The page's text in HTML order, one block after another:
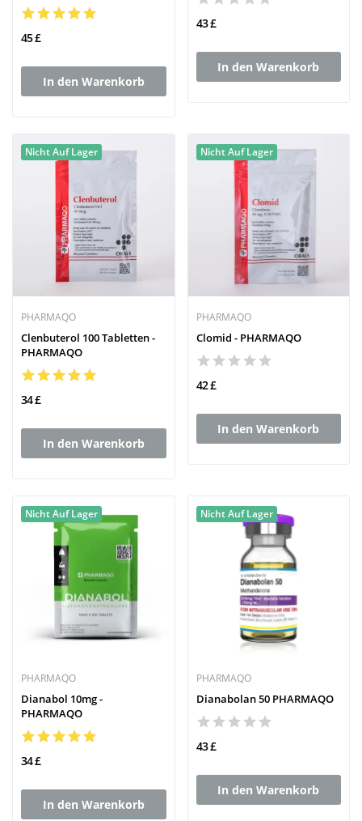
45 £
In den Warenkorb
43 £
In den Warenkorb
Nicht Auf Lager
PHARMAQO
Clenbuterol 100 Tabletten -
PHARMAQO
34 £
In den Warenkorb
Nicht Auf Lager
PHARMAQO
Clomid - PHARMAQO
42 £
In den Warenkorb
Nicht Auf Lager
PHARMAQO
Dianabol 10mg -
PHARMAQO
34 £
In den Warenkorb
Nicht Auf Lager
PHARMAQO
Dianabolan 50 PHARMAQO
43 £
In den Warenkorb